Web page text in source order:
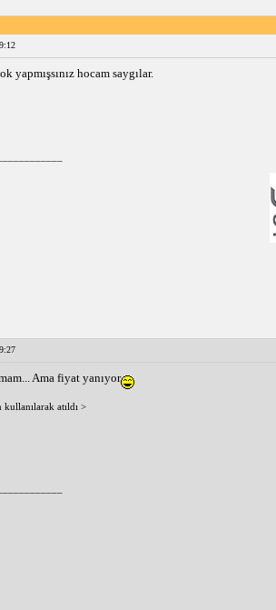
yapmışsınız hocam saygılar.
Ama fiyat yanıyor
atıldı >